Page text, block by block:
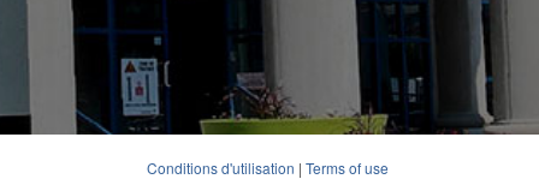
Conditions d'utilisation | Terms of use